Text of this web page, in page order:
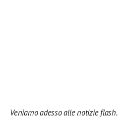
Veniamo adesso alle notizie flash.